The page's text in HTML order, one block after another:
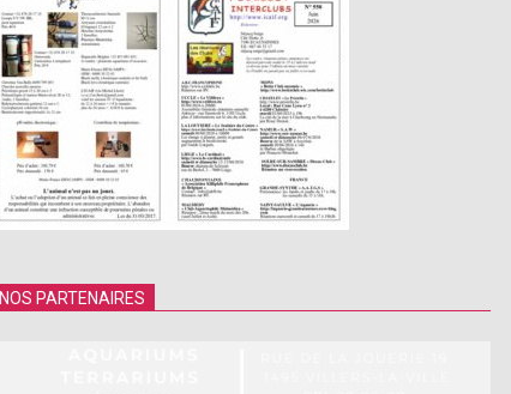
NOS PARTENAIRES